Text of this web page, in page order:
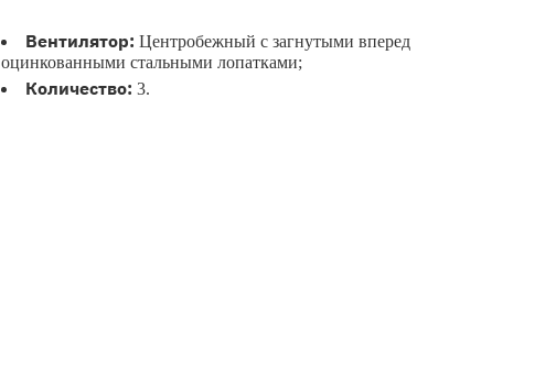
Вентилятор: Центробежный с загнутыми вперед
оцинкованными стальными лопатками;
Количество: 3.